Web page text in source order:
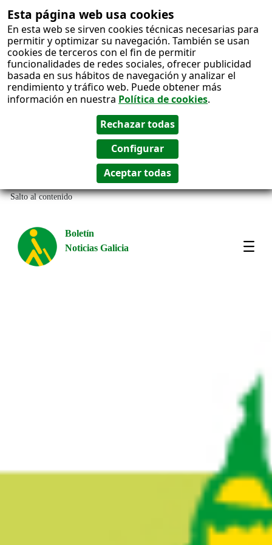
Esta página web usa cookies
En esta web se sirven cookies técnicas necesarias para
permitir y optimizar su navegación. También se usan
cookies de terceros con el fin de permitir
funcionalidades de redes sociales, ofrecer publicidad
basada en sus hábitos de navegación y analizar el
rendimiento y tráfico web. Puede obtener más
información en nuestra Política de cookies.
Salto al contenido
Boletín
Noticias Galicia